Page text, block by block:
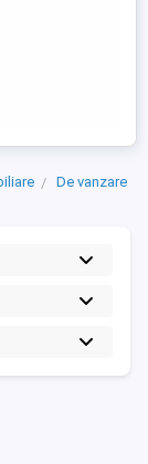
De vanzare